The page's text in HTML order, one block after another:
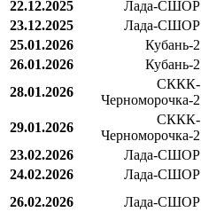
22.12.2025
Лада-СШОР
23.12.2025
Лада-СШОР
25.01.2026
Кубань-2
26.01.2026
Кубань-2
28.01.2026
СККК-
Черноморочка-2
29.01.2026
СККК-
Черноморочка-2
23.02.2026
Лада-СШОР
24.02.2026
Лада-СШОР
26.02.2026
Лада-СШОР